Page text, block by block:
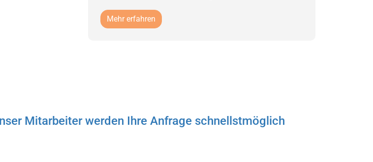
Mehr erfahren
Mitarbeiter werden Ihre Anfrage schnellstmöglich